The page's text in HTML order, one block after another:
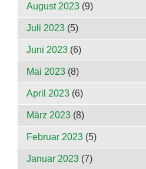
August 2023 (9)
Juli 2023 (5)
Juni 2023 (6)
Mai 2023 (8)
April 2023 (6)
März 2023 (8)
Februar 2023 (5)
Januar 2023 (7)